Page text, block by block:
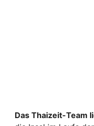
Das Thaizeit-Team